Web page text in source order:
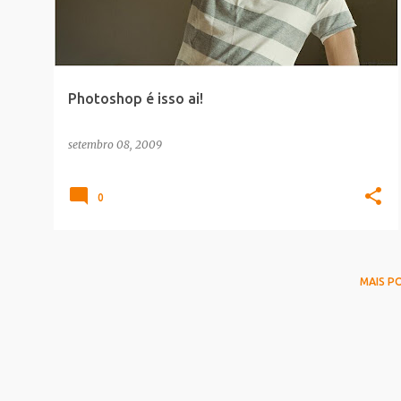
Photoshop é isso ai!
setembro 08, 2009
0
MAIS